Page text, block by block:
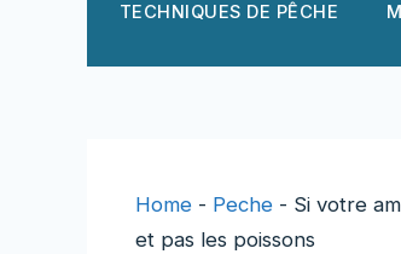
TECHNIQUES DE PÊCHE
Home - Peche - Si votre
et pas les poissons